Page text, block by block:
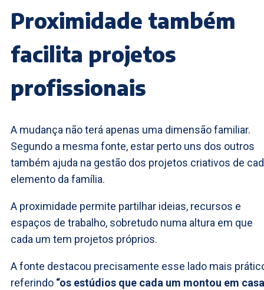
Proximidade também
facilita projetos
profissionais
A mudança não terá apenas uma dimensão familiar.
Segundo a mesma fonte, estar perto uns dos outros
também ajuda na gestão dos projetos criativos de
elemento da família.
A proximidade permite partilhar ideias, recursos e
espaços de trabalho, sobretudo numa altura em que
cada um tem projetos próprios.
A fonte destacou precisamente esse lado mais
referindo “os estúdios que cada um montou em casa